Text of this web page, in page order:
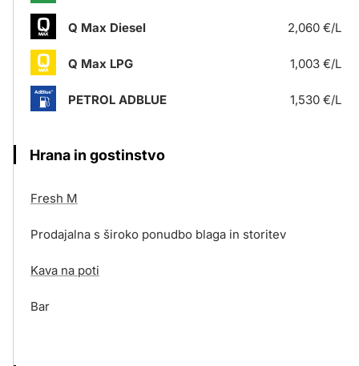
Q Max Diesel 2,060 €/L
Q Max LPG 1,003 €/L
PETROL ADBLUE 1,530 €/L
Hrana in gostinstvo
Fresh M
Prodajalna s široko ponudbo blaga in storitev
Kava na poti
Bar